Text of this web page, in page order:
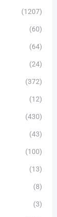
(1207)
(60)
(64)
(24)
(372)
(12)
(430)
(43)
(100)
(13)
(8)
(3)